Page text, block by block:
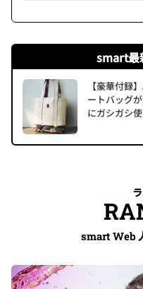
smart最
【豪華付録
ートバッグ
にガシガシ
smart Web